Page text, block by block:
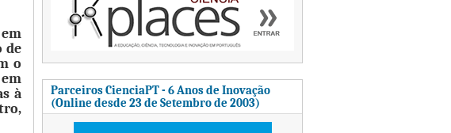
de
o
à
Parceiros CienciaPT - 6 Anos de Inovação
(Online desde 23 de Setembro de 2003)